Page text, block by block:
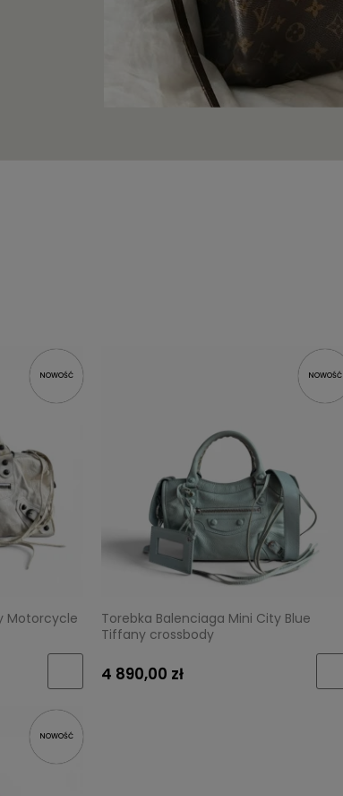
Motorcycle
NOWOŚĆ
Torebka Balenciaga Mini City Blue
Tiffany crossbody
4 890,00 zł
NOWOŚĆ
NOWOŚĆ